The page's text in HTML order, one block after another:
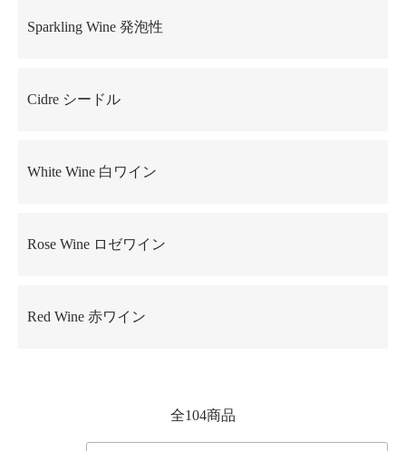
Sparkling Wine 発泡性
Cidre シードル
White Wine 白ワイン
Rose Wine ロゼワイン
Red Wine 赤ワイン
全104商品